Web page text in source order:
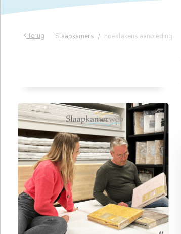
Terug Slaapkamers hoeslakens aanbieding